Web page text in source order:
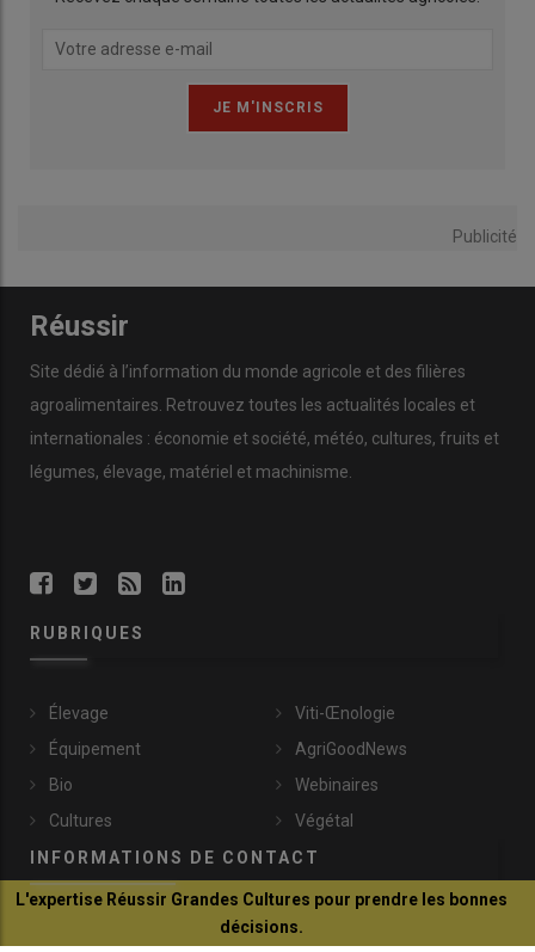
Publicité
Réussir
Site dédié à l’information du monde agricole et des filières
agroalimentaires. Retrouvez toutes les actualités locales et
internationales : économie et société, météo, cultures, fruits et
légumes, élevage, matériel et machinisme.
RUBRIQUES
Élevage
Équipement
Bio
Cultures
Viti-Œnologie
AgriGoodNews
Webinaires
Végétal
INFORMATIONS DE CONTACT
communication@reussir.fr
L'expertise Réussir Grandes Cultures pour prendre les bonnes
décisions.